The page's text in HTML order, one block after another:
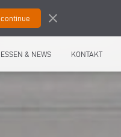
close
& NEWS KONTAKT